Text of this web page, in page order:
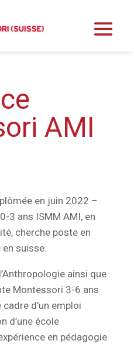
AMI
en juin 2022 –
3 ans ISMM AMI, en
cherche poste en
suisse.
ainsi que
Montessori 3-6 ans
d’un emploi
d’une école
en pédagogie